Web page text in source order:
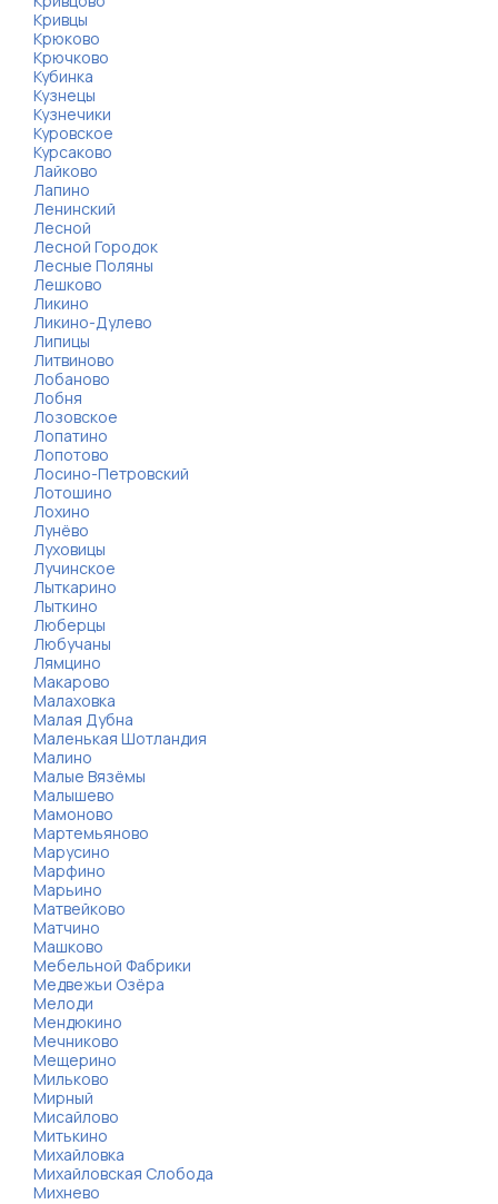
Кривцы
Крюково
Крючково
Кубинка
Кузнецы
Кузнечики
Куровское
Курсаково
Лайково
Лапино
Ленинский
Лесной
Лесной Городок
Лесные Поляны
Лешково
Ликино
Ликино-Дулево
Липицы
Литвиново
Лобаново
Лобня
Лозовское
Лопатино
Лопотово
Лосино-Петровский
Лотошино
Лохино
Лунёво
Луховицы
Лучинское
Лыткарино
Лыткино
Люберцы
Любучаны
Лямцино
Макарово
Малаховка
Малая Дубна
Маленькая Шотландия
Малино
Малые Вязёмы
Малышево
Мамоново
Мартемьяново
Марусино
Марфино
Марьино
Матвейково
Матчино
Машково
Мебельной Фабрики
Медвежьи Озёра
Мелоди
Мендюкино
Мечниково
Мещерино
Мильково
Мирный
Мисайлово
Митькино
Михайловка
Михайловская Слобода
Михнево